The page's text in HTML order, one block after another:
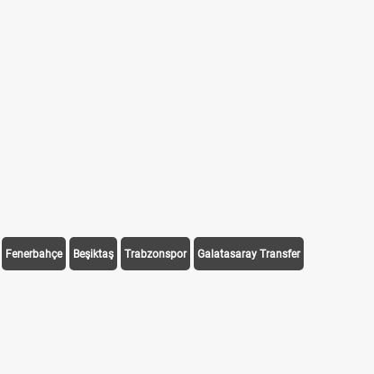
Fenerbahçe Beşiktaş Trabzonspor Galatasaray Transfer